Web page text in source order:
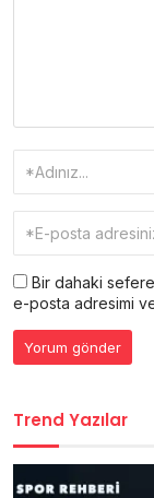
Bir dahaki sefere
e-posta adresimi
Trend Yazılar